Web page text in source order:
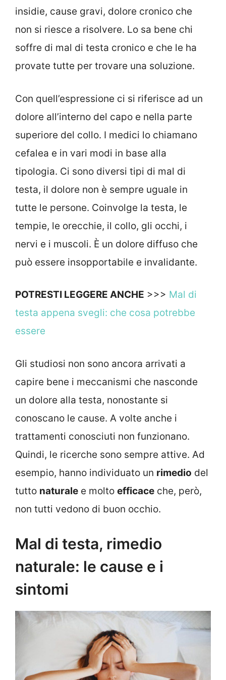
insidie, cause gravi, dolore cronico che
non si riesce a risolvere. Lo sa bene chi
soffre di mal di testa cronico e che le ha
provate tutte per trovare una soluzione.
Con quell’espressione ci si riferisce ad un
dolore all’interno del capo e nella parte
superiore del collo. I medici lo chiamano
cefalea e in vari modi in base alla
tipologia. Ci sono diversi tipi di mal di
testa, il dolore non è sempre uguale in
tutte le persone. Coinvolge la testa, le
tempie, le orecchie, il collo, gli occhi, i
nervi e i muscoli. È un dolore diffuso che
può essere insopportabile e invalidante.
POTRESTI LEGGERE ANCHE >>> Mal di
testa appena svegli: che cosa potrebbe
essere
Gli studiosi non sono ancora arrivati a
capire bene i meccanismi che nasconde
un dolore alla testa, nonostante si
conoscano le cause. A volte anche i
trattamenti conosciuti non funzionano.
Quindi, le ricerche sono sempre attive. Ad
esempio, hanno individuato un rimedio del
tutto naturale e molto efficace che, però,
non tutti vedono di buon occhio.
Mal di testa, rimedio
naturale: le cause e i
sintomi